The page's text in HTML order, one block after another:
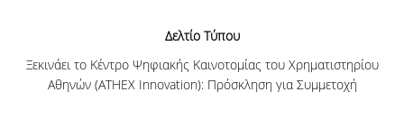
Δελτίο Τύπου
Ξεκινάει το Κέντρο Ψηφιακής Καινοτομίας του Χρηματιστηρίου
Αθηνών (ATHEX Innovation): Πρόσκληση για Συμμετοχή